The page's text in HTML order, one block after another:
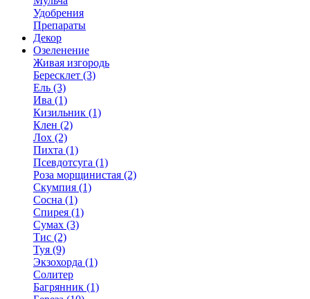
Удобрения
Препараты
Декор
Озеленение
Живая изгородь
Бересклет (3)
Ель (3)
Ива (1)
Кизильник (1)
Клен (2)
Лох (2)
Пихта (1)
Псевдотсуга (1)
Роза морщинистая (2)
Скумпия (1)
Сосна (1)
Спирея (1)
Сумах (3)
Тис (2)
Туя (9)
Экзохорда (1)
Солитер
Багрянник (1)